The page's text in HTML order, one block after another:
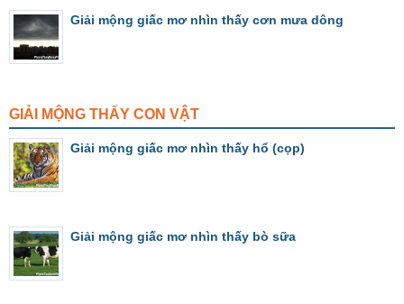
Giải mộng giấc mơ nhìn thấy cơn mưa dông
GIẢI MỘNG THẤY CON VẬT
Giải mộng giấc mơ nhìn thấy hổ (cọp)
Giải mộng giấc mơ nhìn thấy bò sữa